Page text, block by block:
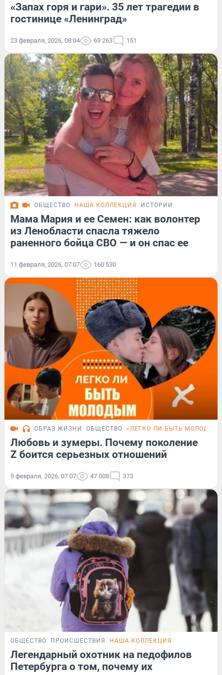
«Запах горя и гари». 35 лет трагедии в
гостинице «Ленинград»
23 февраля, 2026, 08:04 69 263 151
ОБЩЕСТВО НАША КОЛЛЕКЦИЯ ИСТОРИИ
Мама Мария и ее Семен: как волонтер
из Ленобласти спасла тяжело
раненного бойца СВО — и он спас ее
11 февраля, 2026, 07:07 160 530
ОБРАЗ ЖИЗНИ ОБЩЕСТВО «ЛЕГКО ЛИ БЫТЬ
Любовь и зумеры. Почему поколение
Z боится серьезных отношений
9 февраля, 2026, 07:07 47 008 373
ОБЩЕСТВО ПРОИСШЕСТВИЯ НАША КОЛЛЕКЦИЯ
Легендарный охотник на педофилов
Петербурга о том, почему их